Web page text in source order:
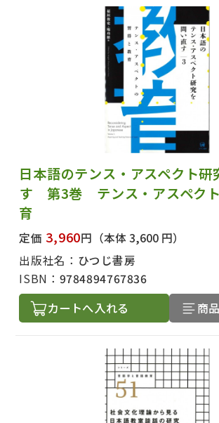
日本語のテンス・アスペクト研
す 第3巻 テンス・アスペク
育
定価 3,960円 （本体 3,600 円）
出版社名： ひつじ書房
ISBN： 9784894767836
カートへ入れる 商